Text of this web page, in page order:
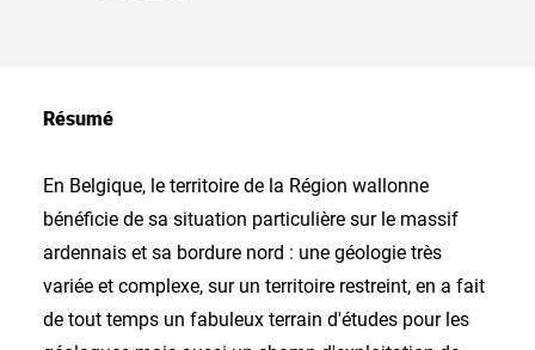
Résumé
En Belgique, le territoire de la Région wallonne
bénéficie de sa situation particulière sur le massif
ardennais et sa bordure nord : une géologie très
variée et complexe, sur un territoire restreint, en a fait
de tout temps un fabuleux terrain d'études pour les